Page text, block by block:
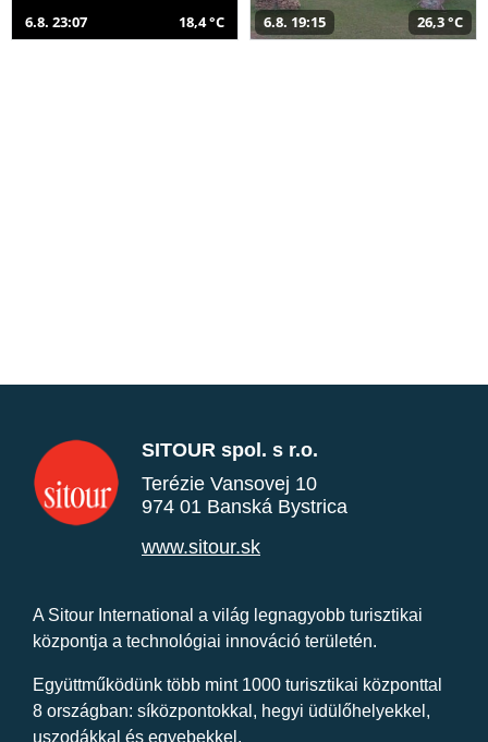
6.8. 23:07 18,4 °C 6.8. 19:15 26,3 °C
SITOUR spol. s r.o.
Terézie Vansovej 10
974 01 Banská Bystrica
www.sitour.sk
A Sitour International a világ legnagyobb turisztikai
központja a technológiai innováció területén.
Együttműködünk több mint 1000 turisztikai központtal
8 országban: síközpontokkal, hegyi üdülőhelyekkel,
uszodákkal és egyebekkel.